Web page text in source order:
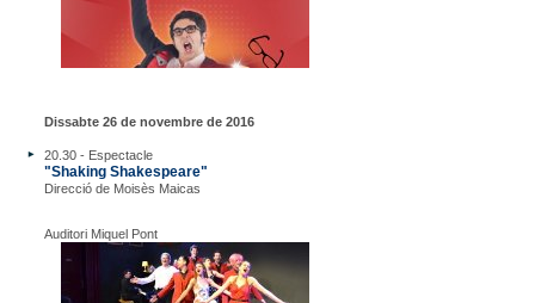
Dissabte 26 de novembre de 2016
20.30 - Espectacle
"Shaking Shakespeare"
Direcció de Moisès Maicas
Auditori Miquel Pont